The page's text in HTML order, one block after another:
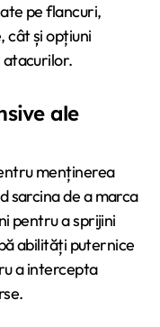
pe flancuri,
cât și opțiuni
atacurilor.
ale
menținerea
sarcina de a marca
pentru a sprijini
abilități puternice
a intercepta